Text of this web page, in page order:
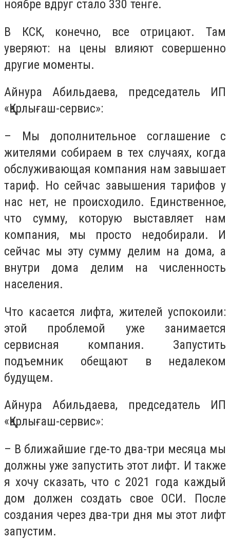
ноябре вдруг стало 330 тенге.
В КСК, конечно, все отрицают. Там
уверяют: на цены влияют совершенно
другие моменты.
Айнура Абильдаева, председатель ИП
«Қарлығаш-сервис»:
– Мы дополнительное соглашение с
жителями собираем в тех случаях, когда
обслуживающая компания нам завышает
тариф. Но сейчас завышения тарифов у
нас нет, не происходило. Единственное,
что сумму, которую выставляет нам
компания, мы просто недобирали. И
сейчас мы эту сумму делим на дома, а
внутри дома делим на численность
населения.
Что касается лифта, жителей успокоили:
этой проблемой уже занимается
сервисная компания. Запустить
подъемник обещают в недалеком
будущем.
Айнура Абильдаева, председатель ИП
«Қарлығаш-сервис»:
– В ближайшие где-то два-три месяца мы
должны уже запустить этот лифт. И также
я хочу сказать, что с 2021 года каждый
дом должен создать свое ОСИ. После
создания через два-три дня мы этот лифт
запустим.